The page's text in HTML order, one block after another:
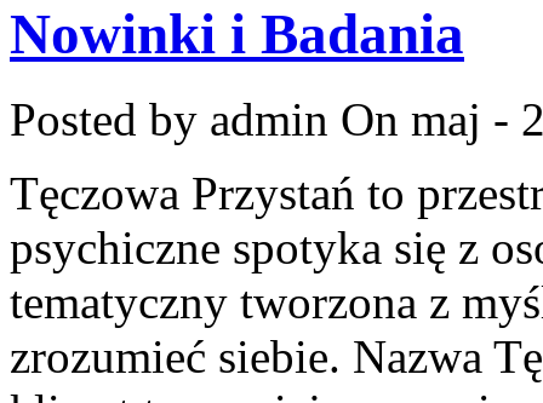
Nowinki i Badania
Posted by admin On maj -
Tęczowa Przystań to
psychiczne spotyka się z
tematyczny tworzona z
zrozumieć siebie. Nazwa